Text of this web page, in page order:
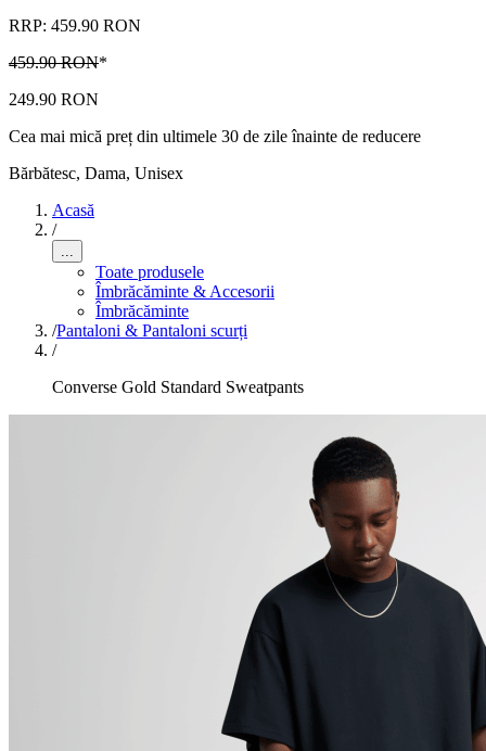
RRP: 459.90 RON
459.90 RON*
249.90 RON
Cea mai mică preț din ultimele 30 de zile înainte de reducere
Bărbătesc, Dama, Unisex
Acasă
/
...
Toate produsele
Îmbrăcăminte & Accesorii
Îmbrăcăminte
/Pantaloni & Pantaloni scurți
/
Converse Gold Standard Sweatpants